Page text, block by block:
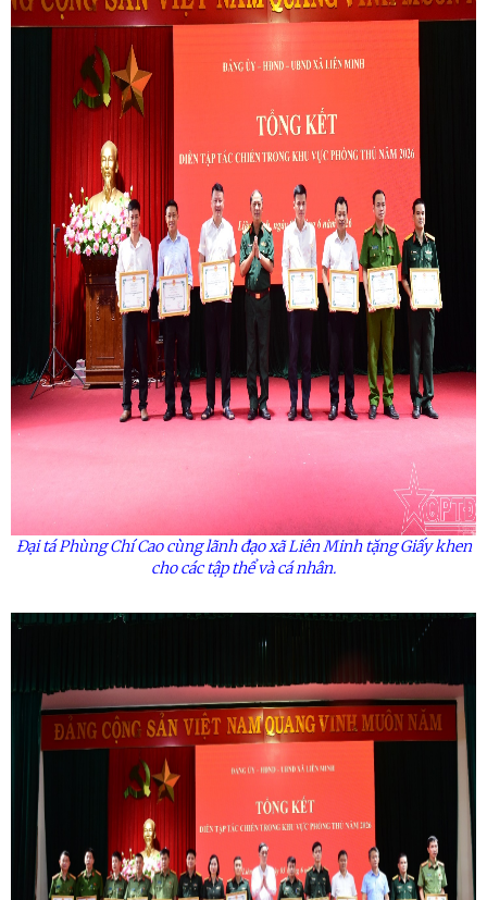
Đại tá Phùng Chí Cao cùng lãnh đạo xã Liên Minhtặng Giấy khen
cho các tập thểvà cá nhân.